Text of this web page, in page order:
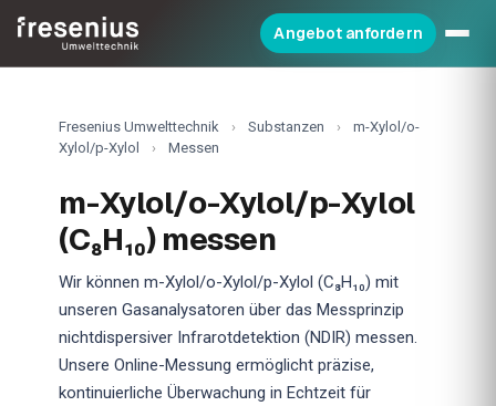
Angebot anfordern
Fresenius Umwelttechnik › Substanzen ›
m-Xylol/o-
Xylol/p-Xylol
› Messen
m-Xylol/o-Xylol/p-Xylol
(C₈H₁₀) messen
Wir können m-Xylol/o-Xylol/p-Xylol (C₈H₁₀) mit
unseren Gasanalysatoren über das Messprinzip
nichtdispersiver Infrarotdetektion (NDIR) messen.
Unsere Online-Messung ermöglicht präzise,
kontinuierliche Überwachung in Echtzeit für